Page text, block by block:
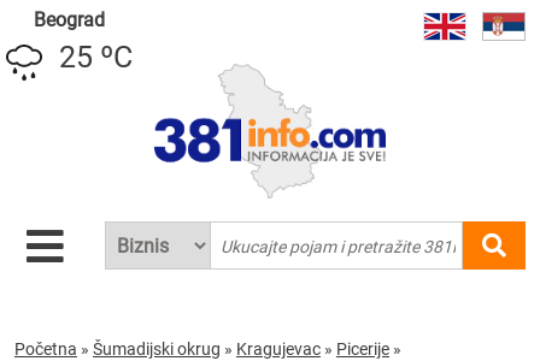
Beograd
25 ºC
Početna » Šumadijski okrug » Kragujevac » Picerije »